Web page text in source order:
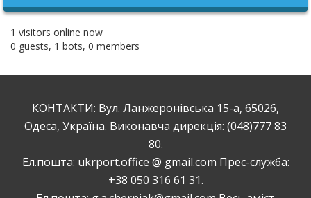
1 visitors online now
0 guests, 1 bots, 0 members
КОНТАКТИ: Вул. Ланжеронівська 15-а, 65026,
Одеса, Україна. Виконавча дирекція: (048)777 83
80.
Ел.пошта: ukrport.office @ gmail.com Прес-служба:
+38 050 316 61 31.